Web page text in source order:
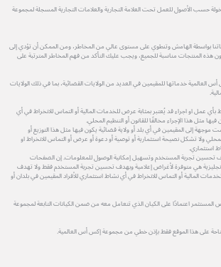
حسب الأصول للعمل تحت العلامة التجارية والعلامات التجارية المسجلة لمجموعة
بواسطة الهامش وتنطوي على مستوى عالي من المخاطر، ومن الممكن أن تؤدي إلى
هذه المنتجات مناسبة للجميع، ويجب عليك التأكد من فهم المخاطر المترتبة على
العالمية خدماتها للمقيمين في العديد من الولايات القضائية، بما في ذلك الولايات
عمل او اجراء قد يُعتبر بمثابة عرض للخدمات المالية أو التماس للانخراط في أي
مثل هذا الإجراء مخالفًا للقانون أو التنظيم المحلي.
موجهة إلى المقيمين في أي بلد أو ولاية قضائية يكون فيها مثل هذا التوزيع أو
المحلي ولا تشكل نصيحة استثمارية أو توصية أو دعوة أو عرض أو التماس للانخراط او
استثماري.
تحسين تجربة المستخدم وتسهيل إمكانية الوصول للمعلومات. إن الصفحات
هي متوفرة لأغراض إعلامية وبهدف تحسين تجربة المستخدم فقط ولا تهدف
المالية أو التماس للانخراط في أي نشاط استثماري للأفراد المقيمين في بلدان أو
المستثمر اعتمادًا على الكيان الذي تتعامل معه من ضمن الكيانات التابعة لمجموعة
على هذا الموقع فقط بإذن خطي من مجموعة إكس أس العالمية.